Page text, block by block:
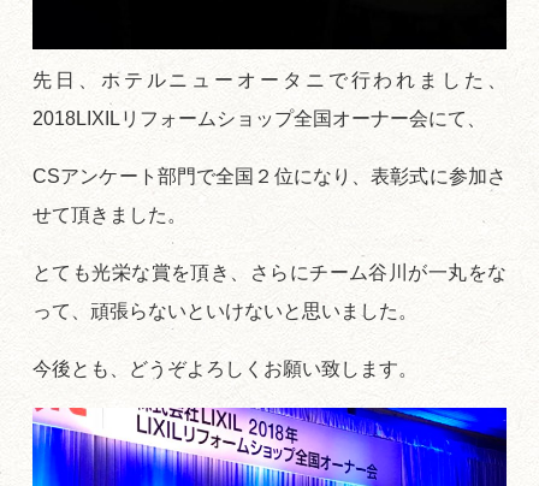
先日、ホテルニューオータニで行われました、
2018LIXILリフォームショップ全国オーナー会にて、
CSアンケート部門で全国２位になり、表彰式に参加さ
せて頂きました。
とても光栄な賞を頂き、さらにチーム谷川が一丸をな
って、頑張らないといけないと思いました。
今後とも、どうぞよろしくお願い致します。